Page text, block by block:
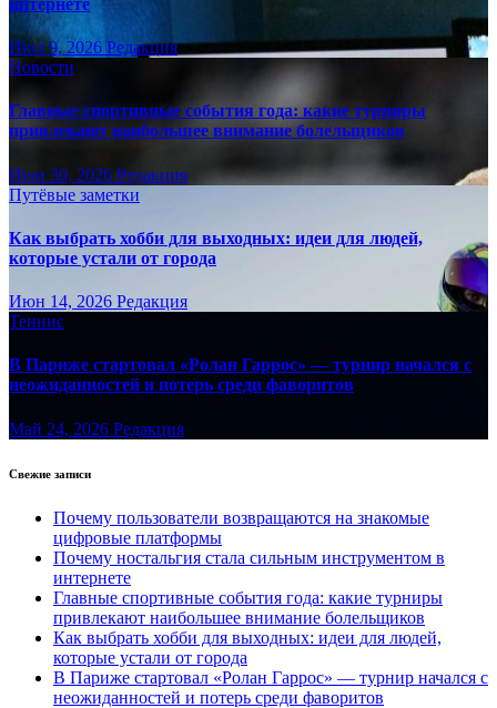
Июл 9, 2026 Редакция
Новости
Главные спортивные события года: какие турниры
привлекают наибольшее внимание болельщиков
Июн 30, 2026 Редакция
Путёвые заметки
Как выбрать хобби для выходных: идеи для людей,
которые устали от города
Июн 14, 2026 Редакция
Теннис
В Париже стартовал «Ролан Гаррос» — турнир начался с
неожиданностей и потерь среди фаворитов
Май 24, 2026 Редакция
Свежие записи
Почему пользователи возвращаются на знакомые
цифровые платформы
Почему ностальгия стала сильным инструментом в
интернете
Главные спортивные события года: какие турниры
привлекают наибольшее внимание болельщиков
Как выбрать хобби для выходных: идеи для людей,
которые устали от города
В Париже стартовал «Ролан Гаррос» — турнир начался с
неожиданностей и потерь среди фаворитов